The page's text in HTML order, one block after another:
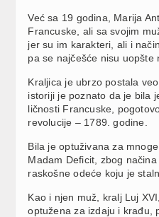
Već sa 19 godina, Marija
Francuske, ali sa svojim
jer su im karakteri, ali i
pa se najčešće nisu uopšte
Kraljica je ubrzo postala
istoriji je poznato da je bila
ličnosti Francuske,
revolucije – 1789. godine.
Bila je optuživana za
Madam Deficit, zbog
raskošne odeće koju je
Kao i njen muž, kralj Luj
optužena za izdaju i krađu,